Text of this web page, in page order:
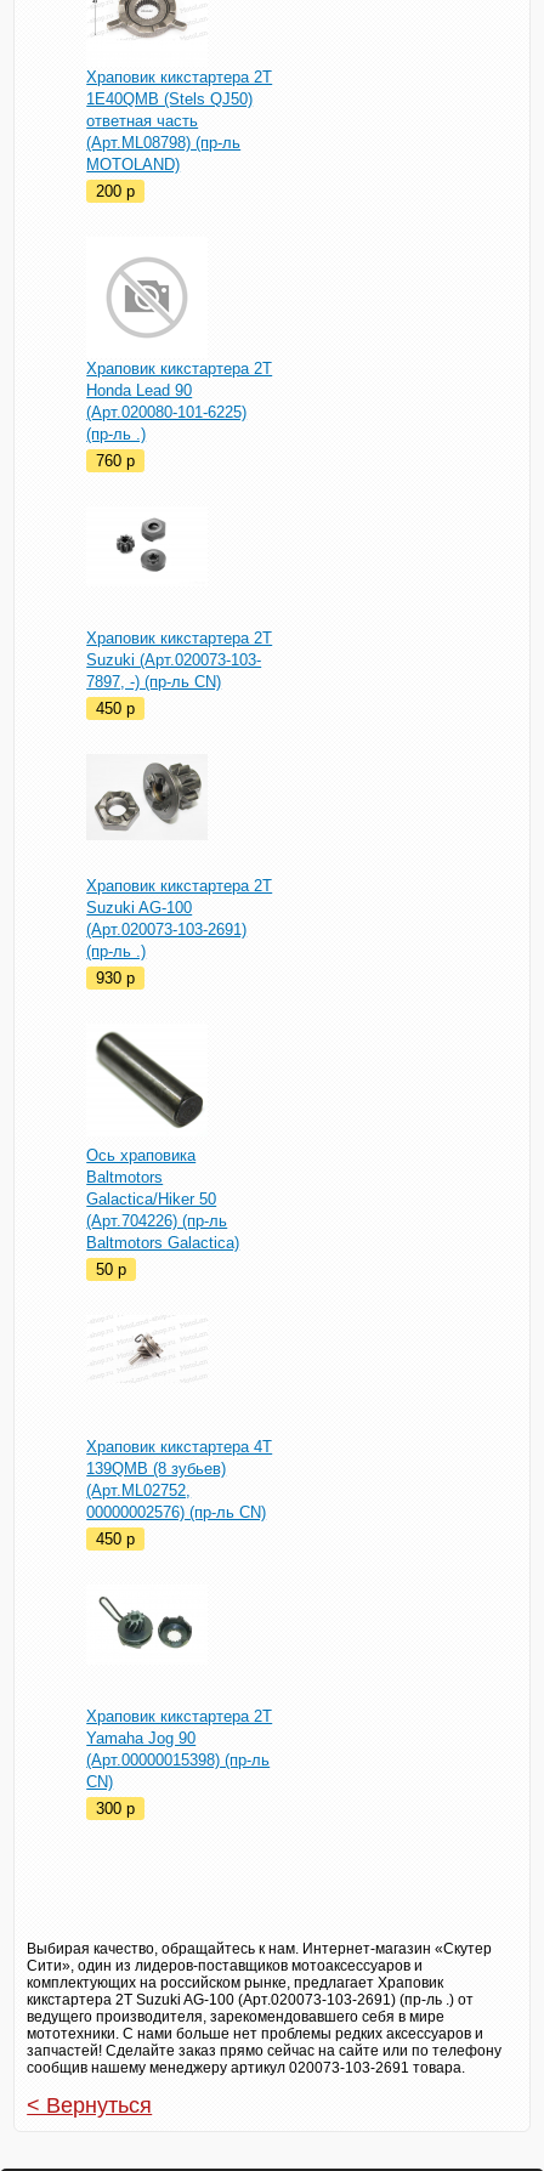
Храповик кикстартера 2T
1E40QMB (Stels QJ50)
ответная часть
(Арт.ML08798) (пр-ль
MOTOLAND)
200p
Храповик кикстартера 2Т
Honda Lead 90
(Арт.020080-101-6225)
(пр-ль .)
760p
Храповик кикстартера 2T
Suzuki (Арт.020073-103-
7897, -) (пр-ль CN)
450p
Храповик кикстартера 2T
Suzuki AG-100
(Арт.020073-103-2691)
(пр-ль .)
930p
Ось храповика
Baltmotors
Galactica/Hiker 50
(Арт.704226) (пр-ль
Baltmotors Galactica)
50p
Храповик кикстартера 4T
139QMB (8 зубьев)
(Арт.ML02752,
00000002576) (пр-ль CN)
450p
Храповик кикстартера 2T
Yamaha Jog 90
(Арт.00000015398) (пр-ль
CN)
300p
Выбирая качество, обращайтесь к нам. Интернет-магазин «Скутер
Сити», один из лидеров-поставщиков мотоаксессуаров и
комплектующих на российском рынке, предлагает Храповик
кикстартера 2T Suzuki AG-100 (Арт.020073-103-2691) (пр-ль .) от
ведущего производителя, зарекомендовавшего себя в мире
мототехники. С нами больше нет проблемы редких аксессуаров и
запчастей! Сделайте заказ прямо сейчас на сайте или по телефону
сообщив нашему менеджеру артикул 020073-103-2691 товара.
< Вернуться